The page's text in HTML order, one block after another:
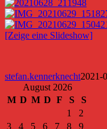
[Zeige eine Slideshow]
stefan.kennerknecht2021-
August 2026
M D M D F S
S
1
2
3
4 5 6 7 8 9